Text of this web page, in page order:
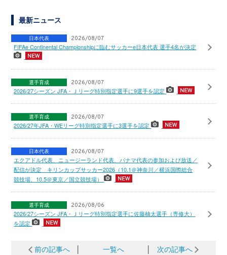
最新ニュース
日本代表 2026/08/07
FIFAe Continental Championshipに臨むサッカーe日本代表 選手4名が決定
選手育成 2026/08/07
2026/27シーズン JFA・Ｊリーグ特別指定選手に9選手を認定
選手育成 2026/08/07
2026/27年JFA・WEリーグ特別指定選手に3選手を認定
日本代表 2026/08/07
エクアドル代表、ニュージーランド代表、パナマ代表の参加および放送／
配信が決定 キリンカップサッカー2026（10.1＠神奈川／横浜国際総合
競技場、10.5＠東京／国立競技場）
選手育成 2026/08/06
2026/27シーズン JFA・Ｊリーグ特別指定選手に佐藤柚太選手（専修大）
を認定
前の記事へ 一覧へ 次の記事へ